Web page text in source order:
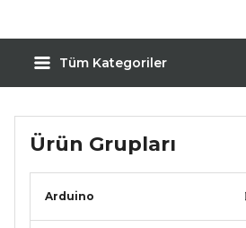
Tüm Kategoriler
Ürün Grupları
Arduino